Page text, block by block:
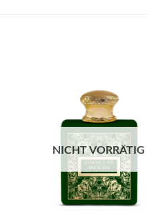
NICHT VORRÄTIG